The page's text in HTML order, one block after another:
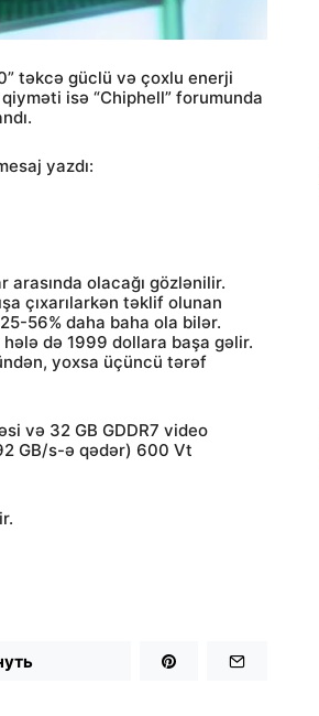
təkcə güclü və çoxlu enerji
isə “Chiphell” forumunda
yazdı:
olacağı gözlənilir.
çıxarılarkən təklif olunan
56% daha baha ola bilər.
də 1999 dollara başa gəlir.
yoxsa üçüncü tərəf
və 32 GB GDDR7 video
GB/s-ə qədər) 600 Vt